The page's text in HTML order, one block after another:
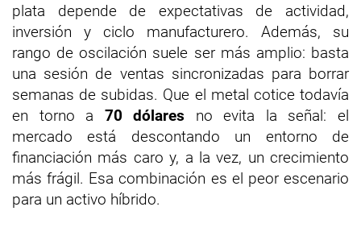
plata depende de expectativas de actividad,
inversión y ciclo manufacturero. Además, su
rango de oscilación suele ser más amplio: basta
una sesión de ventas sincronizadas para borrar
semanas de subidas. Que el metal cotice todavía
en torno a 70 dólares no evita la señal: el
mercado está descontando un entorno de
financiación más caro y, a la vez, un crecimiento
más frágil. Esa combinación es el peor escenario
para un activo híbrido.